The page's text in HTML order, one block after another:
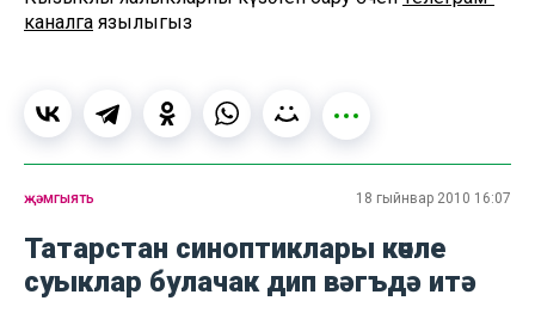
каналга язылыгыз
җәмгыять 18 гыйнвар 2010 16:07
Татарстан синоптиклары көчле
суыклар булачак дип вәгъдә итә